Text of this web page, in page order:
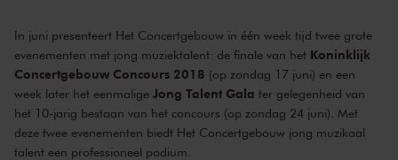
In juni presenteert Het Concertgebouw in één week tijd twee grote
evenementen met jong muziektalent: de finale van het Koninklijk
Concertgebouw Concours 2018 (op zondag 17 juni) en een
week later het eenmalige Jong Talent Gala ter gelegenheid van
het 10-jarig bestaan van het concours (op zondag 24 juni). Met
deze twee evenementen biedt Het Concertgebouw jong muzikaal
talent een professioneel podium.